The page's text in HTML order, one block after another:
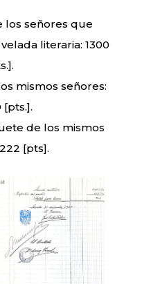
los señores que
literaria: 1300
mismos señores:
[pts.].
de los mismos
[pts].